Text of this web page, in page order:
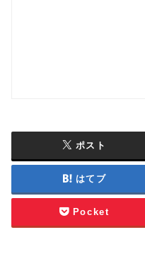
ポスト
はてブ
Pocket